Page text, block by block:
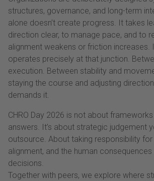
structures, governance, and long-term
alone doesn’t create progress. It takes
direction clear, to manage pace, and to
alignment weakens or friction increases.
operates precisely at that junction.
execution. Between stability and
staying the course and adjusting
demands it.
CHRO Day 2026 is not about
answers. It’s about strategic judgement
outsource. About taking responsibility
alignment, and the human
decisions.
Together with peers, we explore where